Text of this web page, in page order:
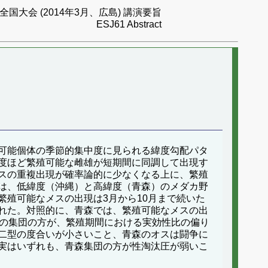
国大会 (2014年3月、広島) 講演要旨
ESJ61 Abstract
個体の季節的集中度に見られる緯度勾配パタ
ほど繁殖可能な雌雄が短期間に同調して出現す
の重複出現が確率論的に少なくなる上に、繁殖
、低緯度（沖縄）と高緯度（青森）のメダカ野
殖可能なメスの出現は3月から10月まで続いた
。対照的に、青森では、繁殖可能なメスの出
集団の方が、繁殖期間における実効性比の偏り
型の度合いが小さいこと、青森のオスは闘争に
いずれも、青森集団の方が性淘汰圧が弱いこ